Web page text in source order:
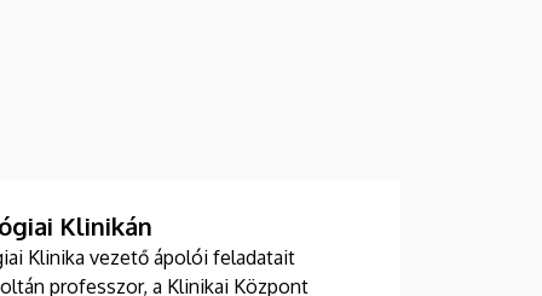
Klinikán
Klinika vezető ápolói feladatait
professzor, a Klinikai Központ